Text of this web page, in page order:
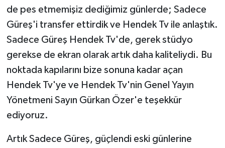
de pes etmemişiz dediğimiz günlerde; Sadece
Güreş'i transfer ettirdik ve Hendek Tv ile anlaştık.
Sadece Güreş Hendek Tv'de, gerek stüdyo
gerekse de ekran olarak artık daha kaliteliydi. Bu
noktada kapılarını bize sonuna kadar açan
Hendek Tv'ye ve Hendek Tv'nin Genel Yayın
Yönetmeni Sayın Gürkan Özer'e teşekkür
ediyoruz.
Artık Sadece Güreş, güçlendi eski günlerine